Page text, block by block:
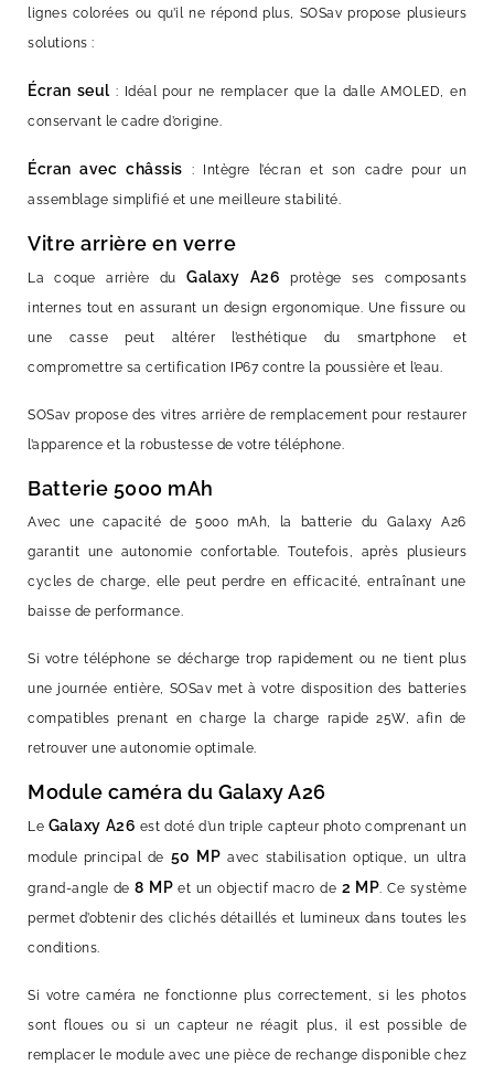
lignes colorées ou qu’il ne répond plus, SOSav propose plusieurs
solutions :
Écran seul: Idéal pour ne remplacer que la dalle AMOLED, en
conservant le cadre d’origine.
Écran avec châssis : Intègre l’écran et son cadre pour un
assemblage simplifié et une meilleure stabilité.
Vitre arrière en verre
La coque arrière duGalaxy A26 protège ses composants
internes tout en assurant un design ergonomique. Une fissure ou
une casse peut altérer l’esthétique du smartphone et
compromettre sa certification IP67 contre la poussière et l’eau.
SOSav propose des vitres arrière de remplacement pour restaurer
l’apparence et la robustesse de votre téléphone.
Batterie 5000 mAh
Avec une capacité de 5000 mAh, la batterie du Galaxy A26
garantit une autonomie confortable. Toutefois, après plusieurs
cycles de charge, elle peut perdre en efficacité, entraînant une
baisse de performance.
Si votre téléphone se décharge trop rapidement ou ne tient plus
une journée entière, SOSav met à votre disposition des batteries
compatibles prenant en charge la charge rapide 25W, afin de
retrouver une autonomie optimale.
Module caméra du Galaxy A26
Le Galaxy A26 est doté d’un triple capteur photo comprenant un
module principal de 50 MP avec stabilisation optique, un ultra
grand-angle de8 MP et un objectif macro de 2 MP. Ce système
permet d’obtenir des clichés détaillés et lumineux dans toutes les
conditions.
Si votre caméra ne fonctionne plus correctement, si les photos
sont floues ou si un capteur ne réagit plus, il est possible de
remplacer le module avec une pièce de rechange disponible chez